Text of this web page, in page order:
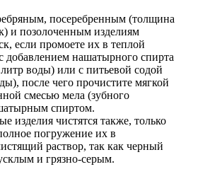
посеребренным (толщина
и позолоченным изделиям
если промоете их в теплой
добавлением нашатырного спирта
воды) или с питьевой содой
после чего прочистите мягкой
смесью мела (зубного
спиртом.
изделия чистятся также, только
погружение их в
раствор, так как черный
и грязно-серым.